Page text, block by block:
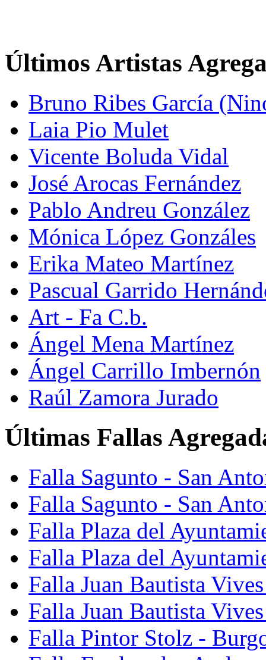
Últimos Artistas
Bruno Ribes García
Laia Pio Mulet
Vicente Boluda Vidal
José Arocas Fernández
Pablo Andreu González
Mónica López Gonzáles
Erika Mateo Martínez
Pascual Garrido
Art - Fa C.b.
Ángel Mena Martínez
Ángel Carrillo Imbernón
Raúl Zamora Jurado
Últimas Fallas
Falla Sagunto - San
Falla Sagunto - San
Falla Plaza del
Falla Plaza del
Falla Juan Bautista
Falla Juan Bautista
Falla Pintor Stolz -